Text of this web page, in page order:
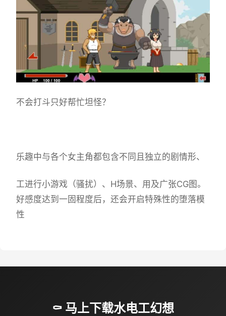
不会打斗只好帮忙坦怪？
乐趣中与各个女主角都包含不同且独立的剧情形、
工进行小游戏（骚扰）、H场景、用及广张CG图。
好感度达到一固程度后，还会开启特殊性的堕落模
性
⚰️ 马上下载水电工幻想